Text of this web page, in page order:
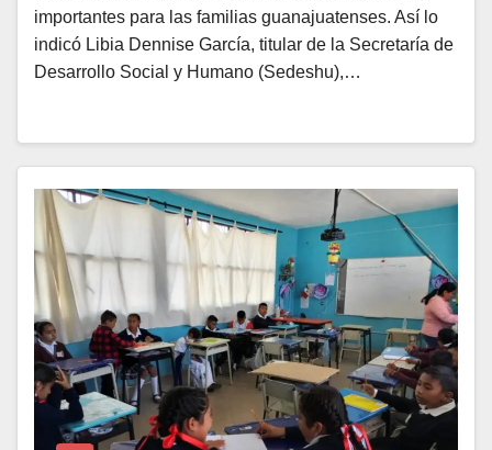
importantes para las familias guanajuatenses. Así lo
indicó Libia Dennise García, titular de la Secretaría de
Desarrollo Social y Humano (Sedeshu),…